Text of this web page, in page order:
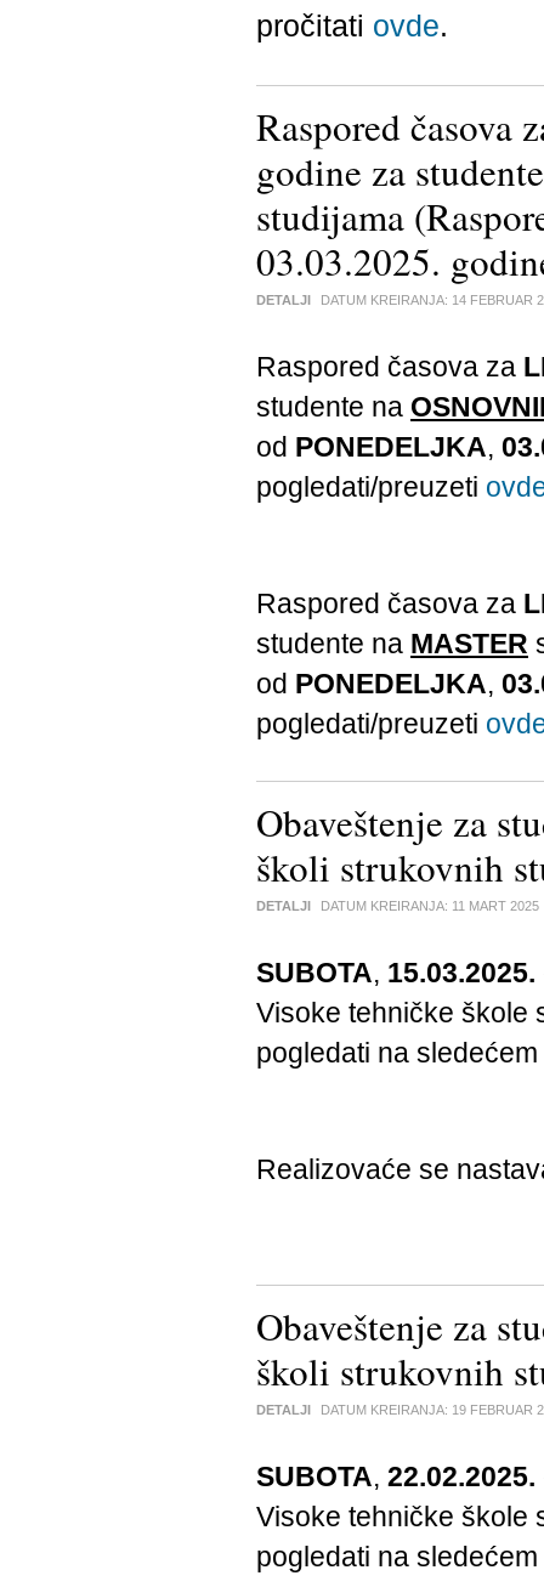
pročitati ovde.
Raspored časova
godine za
studijama
03.03.2025.
DETALJI DATUM KREIRANJA: 14 FEBRUAR
Raspored časova za
studente na
od PONEDELJKA,
pogledati/preuzeti
Raspored časova za
studente na MASTER
od PONEDELJKA,
pogledati/preuzeti
Obaveštenje za
školi strukovnih
DETALJI DATUM KREIRANJA: 11 MART 2025
SUBOTA, 15.03.2025.
Visoke tehničke škole
pogledati na sledećem
Realizovaće se
Obaveštenje za
školi strukovnih
DETALJI DATUM KREIRANJA: 19 FEBRUAR
SUBOTA, 22.02.2025.
Visoke tehničke škole
pogledati na sledećem